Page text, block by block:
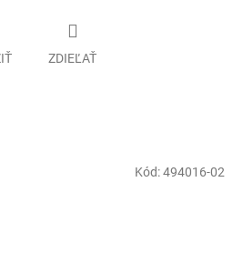
ZDIEĽAŤ
Kód:494016-02